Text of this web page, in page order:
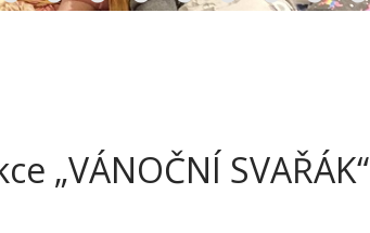
„VÁNOČNÍ SVAŘÁK“